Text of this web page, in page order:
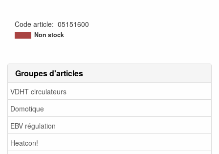
Groupes d'articles
VDHT circulateurs
Domotique
EBV régulation
Heatcon!
Code article: 05151600
Non stock